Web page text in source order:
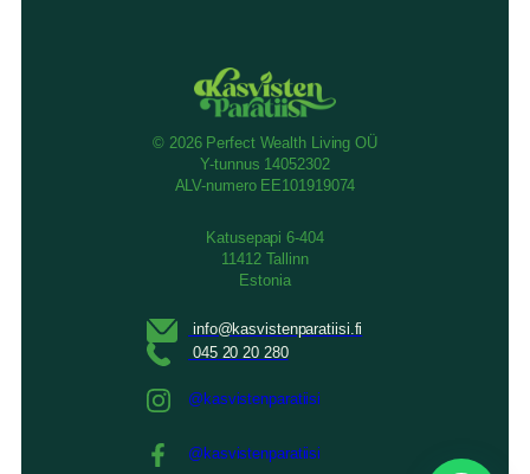
© 2026 Perfect Wealth Living OÜ
Y-tunnus 14052302
ALV-numero EE101919074
Katusepapi 6-404
11412 Tallinn
Estonia
@kasvistenparatiisi
@kasvistenparatiisi